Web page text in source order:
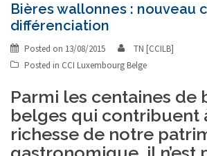
Bières wallonnes : nouveau
différenciation
Posted on 13/08/2015
TN [CCILB]
Posted in CCI Luxembourg Belge
Parmi les centaines de
belges qui contribuent
richesse de notre